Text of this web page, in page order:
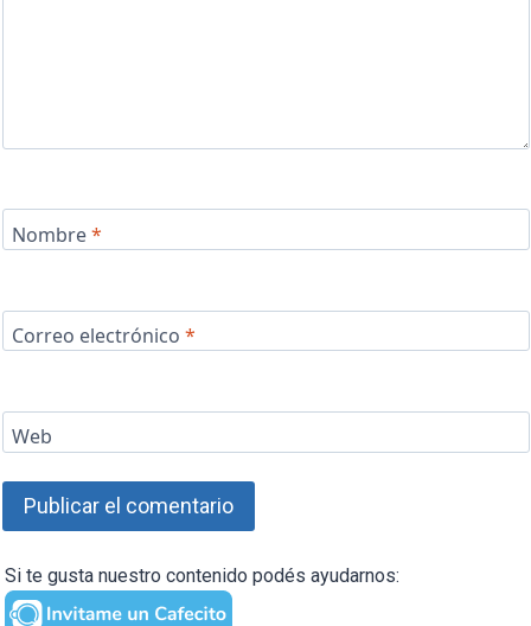
Nombre*
Correo electrónico *
Web
Si te gusta nuestro contenido podés ayudarnos: